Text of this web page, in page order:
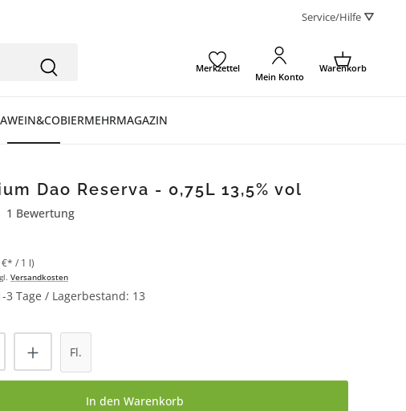
Service/Hilfe ⛛
Merkzettel
Mein Konto
Warenkorb
WEIN&COBIERMEHRMAGAZIN
Dao Reserva - 0,75L 13,5% vol
Bewertung von 5 von 5 Sternen
1 Bewertung
/ 1 l)
Versandkosten
3 Tage / Lagerbestand: 13
Anzahl: Gib den gewünschten Wert ein
Fl.
In den Warenkorb